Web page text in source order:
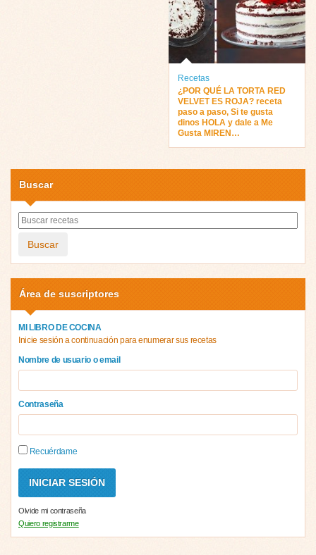
Recetas
¿POR QUÉ LA TORTA RED
VELVET ES ROJA? receta
paso a paso, Si te gusta
dinos HOLA y dale a Me
Gusta MIREN…
Buscar
Buscar
Área de suscriptores
MI LIBRO DE COCINA
Inicie sesión a continuación para enumerar sus recetas
Nombre de usuario o email
Contraseña
Recuérdame
Olvide mi contraseña
Quiero registrarme